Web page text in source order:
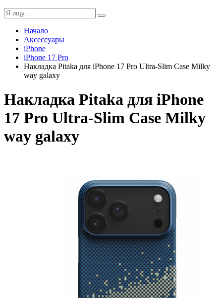
Начало
Аксессуары
iPhone
iPhone 17 Pro
Накладка Pitaka для iPhone 17 Pro Ultra-Slim Case Milky
way galaxy
Накладка Pitaka для iPhone
17 Pro Ultra-Slim Case Milky
way galaxy